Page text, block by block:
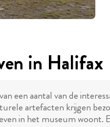
in Halifax
een aantal van de
artefacten krijgen
in het museum woont.